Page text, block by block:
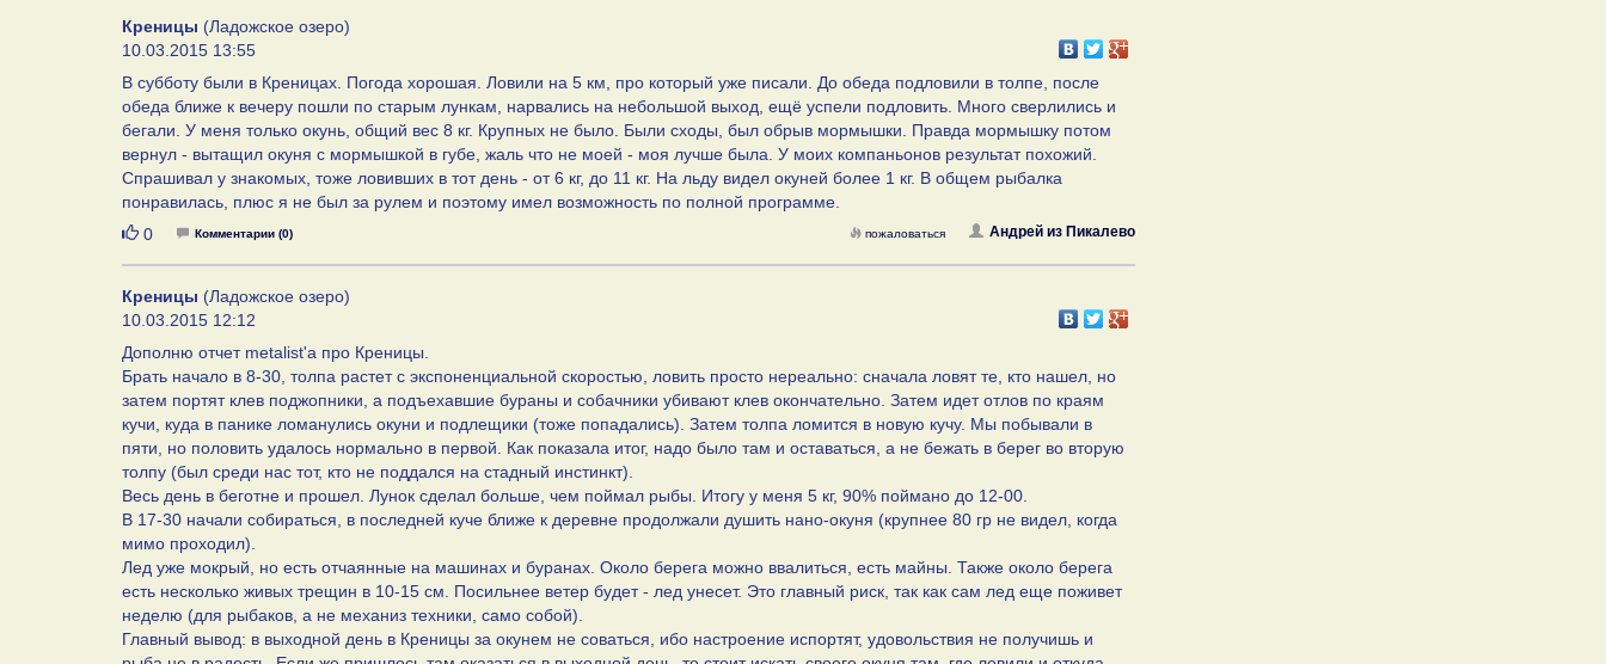
Креницы (Ладожское озеро)
10.03.2015 13:55
В субботу были в Креницах. Погода хорошая. Ловили на 5 км, про который уже писали. До обеда подловили в толпе, после
обеда ближе к вечеру пошли по старым лункам, нарвались на небольшой выход, ещё успели подловить. Много сверлились и
бегали. У меня только окунь, общий вес 8 кг. Крупных не было. Были сходы, был обрыв мормышки. Правда мормышку потом
вернул - вытащил окуня с мормышкой в губе, жаль что не моей - моя лучше была. У моих компаньонов результат похожий.
Спрашивал у знакомых, тоже ловивших в тот день - от 6 кг, до 11 кг. На льду видел окуней более 1 кг. В общем рыбалка
понравилась, плюс я не был за рулем и поэтому имел возможность по полной программе.
Нравится
0 Комментарии (0) Андрей из Пикалево
пожаловаться
Креницы (Ладожское озеро)
10.03.2015 12:12
Дополню отчет metalist'a про Креницы.
Брать начало в 8-30, толпа растет с экспоненциальной скоростью, ловить просто нереально: сначала ловят те, кто нашел, но
затем портят клев поджопники, а подъехавшие бураны и собачники убивают клев окончательно. Затем идет отлов по краям
кучи, куда в панике ломанулись окуни и подлещики (тоже попадались). Затем толпа ломится в новую кучу. Мы побывали в
пяти, но половить удалось нормально в первой. Как показала итог, надо было там и оставаться, а не бежать в берег во вторую
толпу (был среди нас тот, кто не поддался на стадный инстинкт).
Весь день в беготне и прошел. Лунок сделал больше, чем поймал рыбы. Итогу у меня 5 кг, 90% поймано до 12-00.
В 17-30 начали собираться, в последней куче ближе к деревне продолжали душить нано-окуня (крупнее 80 гр не видел, когда
мимо проходил).
Лед уже мокрый, но есть отчаянные на машинах и буранах. Около берега можно ввалиться, есть майны. Также около берега
есть несколько живых трещин в 10-15 см. Посильнее ветер будет - лед унесет. Это главный риск, так как сам лед еще поживет
неделю (для рыбаков, а не механиз техники, само собой).
Главный вывод: в выходной день в Креницы за окунем не соваться, ибо настроение испортят, удовольствия не получишь и